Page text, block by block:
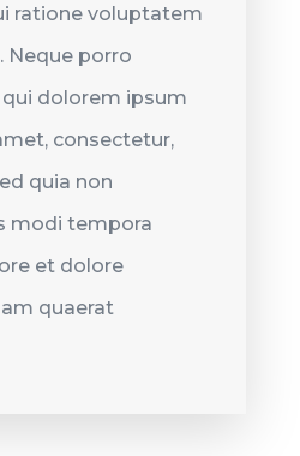
ratione voluptatem
Neque porro
dolorem ipsum
consectetur,
quia non
modi tempora
et dolore
quaerat